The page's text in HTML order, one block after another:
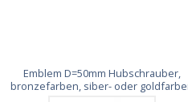
Emblem D=50mm Hubschrauber,
bronzefarben, siber- oder